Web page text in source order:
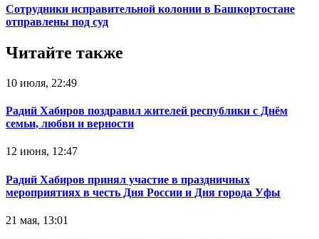
Сотрудники исправительной колонии в Башкортостане
отправлены под суд
Читайте также
10 июля, 22:49
Радий Хабиров поздравил жителей республики с Днём
семьи, любви и верности
12 июня, 12:47
Радий Хабиров принял участие в праздничных
мероприятиях в честь Дня России и Дня города Уфы
21 мая, 13:01